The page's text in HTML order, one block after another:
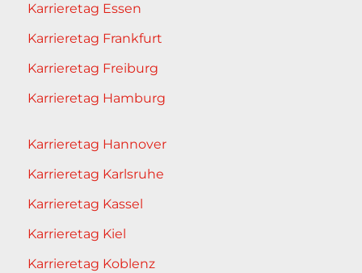
Karrieretag Essen
Karrieretag Frankfurt
Karrieretag Freiburg
Karrieretag Hamburg
Karrieretag Hannover
Karrieretag Karlsruhe
Karrieretag Kassel
Karrieretag Kiel
Karrieretag Koblenz